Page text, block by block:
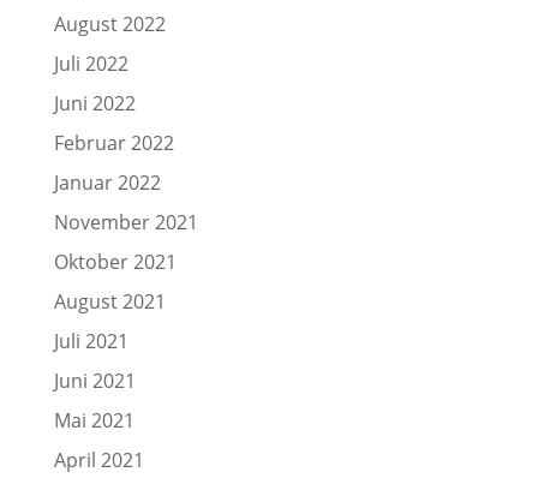
August 2022
Juli 2022
Juni 2022
Februar 2022
Januar 2022
November 2021
Oktober 2021
August 2021
Juli 2021
Juni 2021
Mai 2021
April 2021